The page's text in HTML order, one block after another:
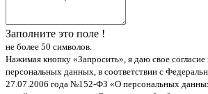
Заполните это поле !
не более 50 символов.
Нажимая кнопку «Запросить», я даю свое
персональных данных, в соответствии с
27.07.2006 года №152-ФЗ «О персональных